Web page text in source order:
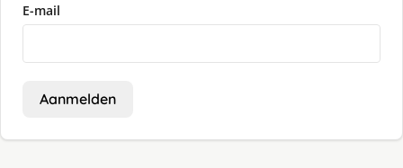
E-mail
Aanmelden